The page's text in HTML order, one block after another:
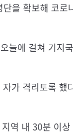
을 확보해 코로
늘에 걸쳐 기지
가 격리토록 했
역 내 30분 이